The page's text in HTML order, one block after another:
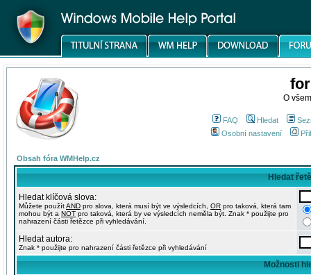
O
FAQ Hledat
Osobní nastavení
Obsah fóra WMHelp.cz
Hledat
Hledat klíčová slova:
Můžete použítAND pro slova, která musí být ve výsledcích, OR pro taková, která tam
mohou být a NOT pro taková, která by ve výsledcích neměla být. Znak * použijte pro
nahrazení části řetězce při vyhledávání.
Hledat autora:
Znak * použijte pro nahrazení části řetězce při vyhledávání
Možnosti